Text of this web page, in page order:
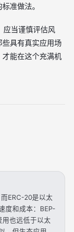
准做法。
应当谨慎评估风
具有真实应用场
能在这个充满机
ERC-20是以太
度和成本：BEP-
也远低于以太